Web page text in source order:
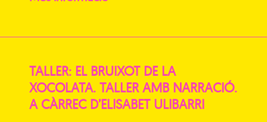
TALLER: EL BRUIXOT DE LA
XOCOLATA. TALLER AMB NARRACIÓ.
A CÀRREC D’ELISABET ULIBARRI